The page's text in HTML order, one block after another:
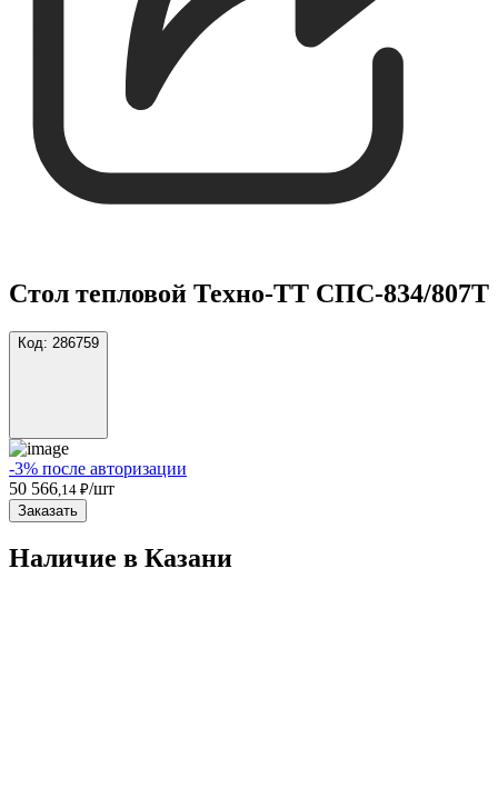
Стол тепловой Техно-ТТ СПС-834/807Т
Код: 286759
-3% после авторизации
50 566 ,14 ₽/шт
Заказать
Наличие в Казани